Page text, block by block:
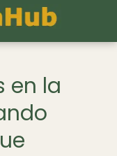
en la